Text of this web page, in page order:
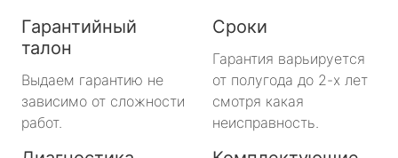
Гарантийный
талон
Выдаем гарантию не
зависимо от сложности
работ.
Сроки
Гарантия варьируется
от полугода до 2-х лет
смотря какая
неисправность.